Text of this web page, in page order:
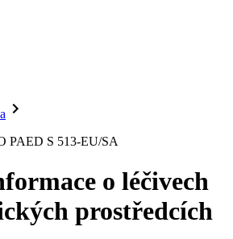
bolesti
očišťování krve
chirurgie
o rány
a kariéra
zprávy
formulář
k odběru newsletteru
PAED S 513-EU/SA
o léčivech
prostředcích